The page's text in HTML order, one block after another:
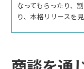
なってもらったり、
り、本格リリースを